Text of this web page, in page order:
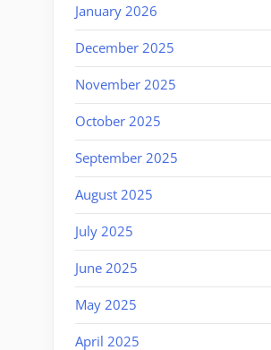
January 2026
December 2025
November 2025
October 2025
September 2025
August 2025
July 2025
June 2025
May 2025
April 2025